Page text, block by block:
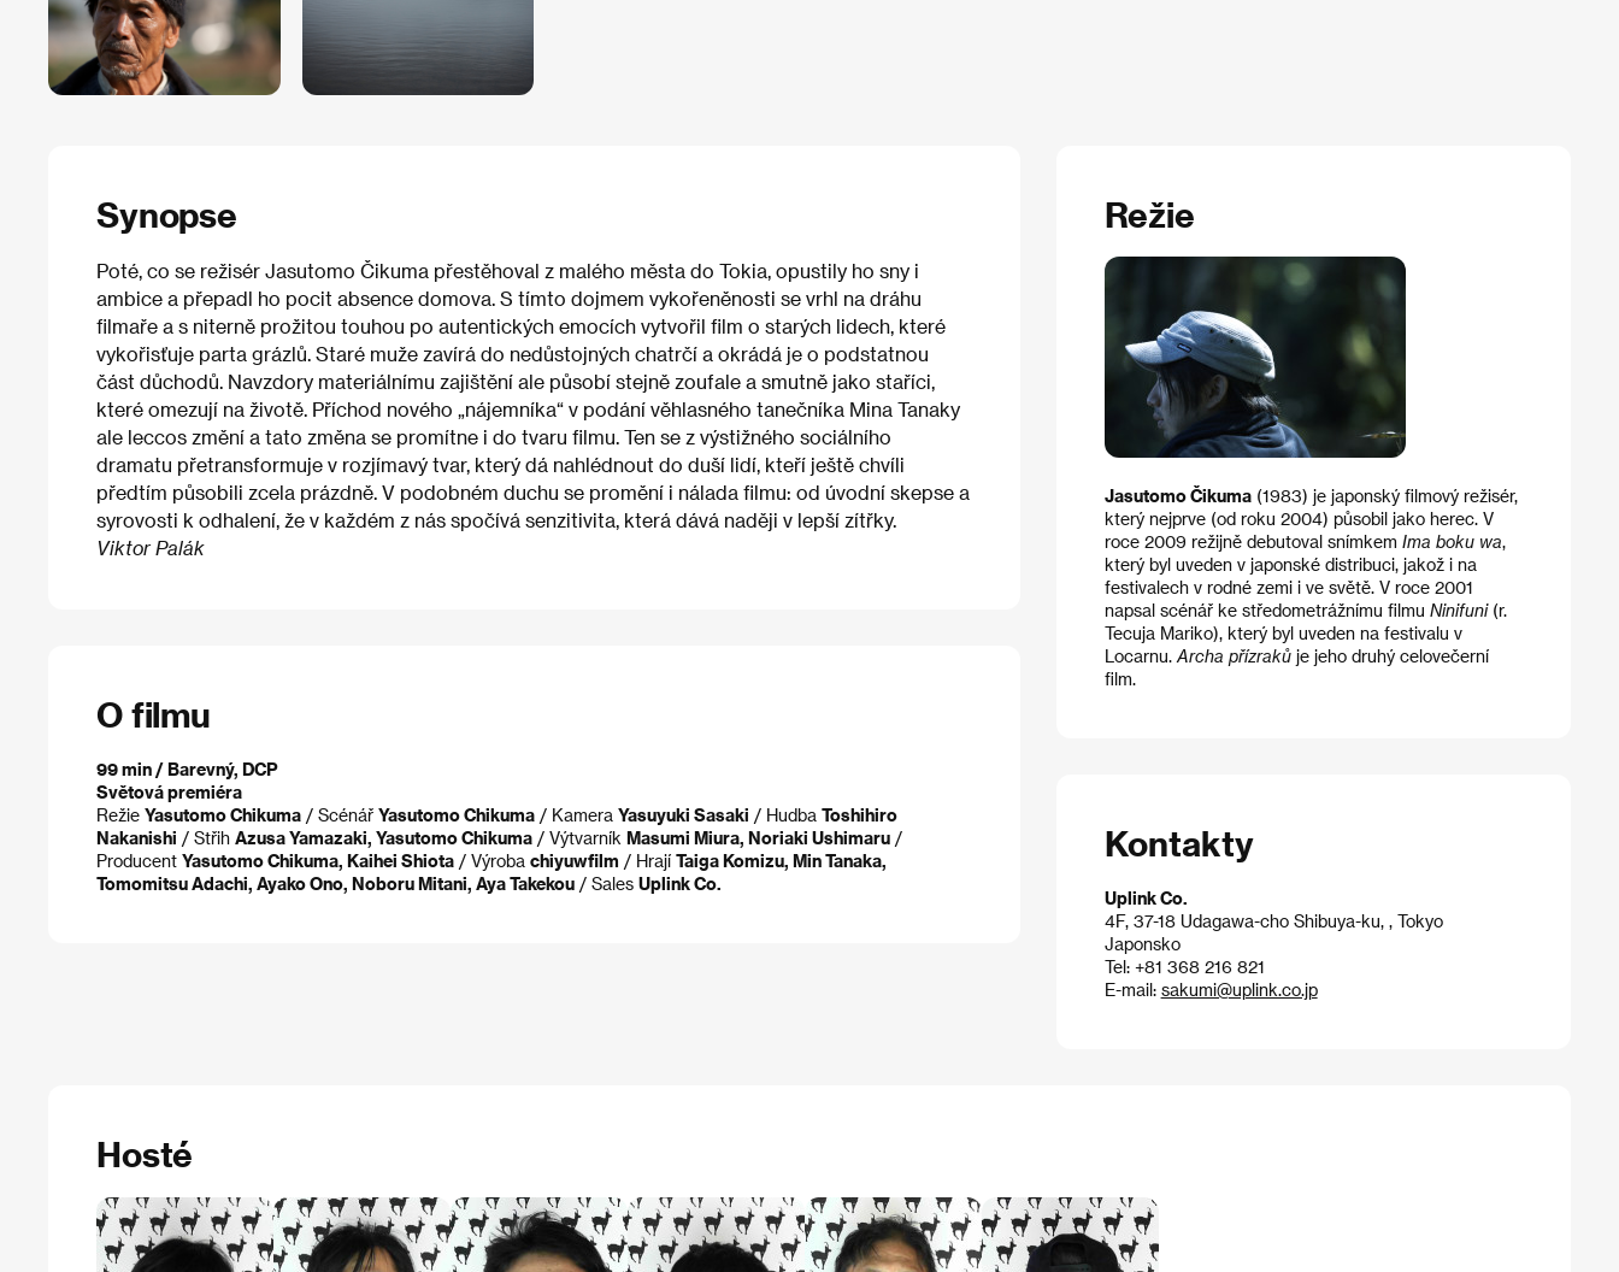
Synopse
Poté, co se režisér Jasutomo Čikuma přestěhoval z malého města do Tokia, opustily ho sny i
ambice a přepadl ho pocit absence domova. S tímto dojmem vykořeněnosti se vrhl na dráhu
filmaře a s niterně prožitou touhou po autentických emocích vytvořil film o starých lidech, které
vykořisťuje parta grázlů. Staré muže zavírá do nedůstojných chatrčí a okrádá je o podstatnou
část důchodů. Navzdory materiálnímu zajištění ale působí stejně zoufale a smutně jako staříci,
které omezují na životě. Příchod nového „nájemníka“ v podání věhlasného tanečníka Mina Tanaky
ale leccos změní a tato změna se promítne i do tvaru filmu. Ten se z výstižného sociálního
dramatu přetransformuje v rozjímavý tvar, který dá nahlédnout do duší lidí, kteří ještě chvíli
předtím působili zcela prázdně. V podobném duchu se promění i nálada filmu: od úvodní skepse a
syrovosti k odhalení, že v každém z nás spočívá senzitivita, která dává naději v lepší zítřky.
Viktor Palák
O filmu
99 min / Barevný, DCP
Světová premiéra
Režie Yasutomo Chikuma / Scénář Yasutomo Chikuma / Kamera Yasuyuki Sasaki / Hudba Toshihiro
Nakanishi / Střih Azusa Yamazaki, Yasutomo Chikuma / Výtvarník Masumi Miura, Noriaki Ushimaru /
Producent Yasutomo Chikuma, Kaihei Shiota / Výroba chiyuwfilm / Hrají Taiga Komizu, Min Tanaka,
Tomomitsu Adachi, Ayako Ono, Noboru Mitani, Aya Takekou / Sales Uplink Co.
Režie
Jasutomo Čikuma(1983) je japonský filmový režisér,
který nejprve (od roku 2004) působil jako herec. V
roce 2009 režijně debutoval snímkem Ima boku wa,
který byl uveden v japonské distribuci, jakož i na
festivalech v rodné zemi i ve světě. V roce 2001
napsal scénář ke středometrážnímu filmu Ninifuni(r.
Tecuja Mariko), který byl uveden na festivalu v
Locarnu. Archa přízrakůje jeho druhý celovečerní
film.
Kontakty
Uplink Co.
4F, 37-18 Udagawa-cho Shibuya-ku, , Tokyo
Japonsko
Tel: +81 368 216 821
E-mail: sakumi@uplink.co.jp
Hosté